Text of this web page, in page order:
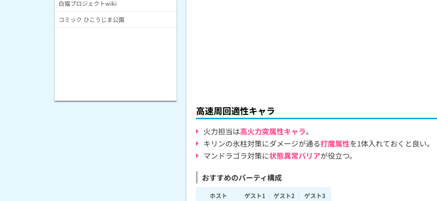
高速周回適性キャラ
火力担当は高火力突属性キャラ。
キリンの氷柱対策にダメージが通る打魔属性を1体入れておくと良い。
マンドラゴラ対策に状態異常バリアが役立つ。
おすすめのパーティ構成
ホスト ゲスト1 ゲスト2
ゲスト3
白猫プロジェクトwiki
コミック ひこうじま公園